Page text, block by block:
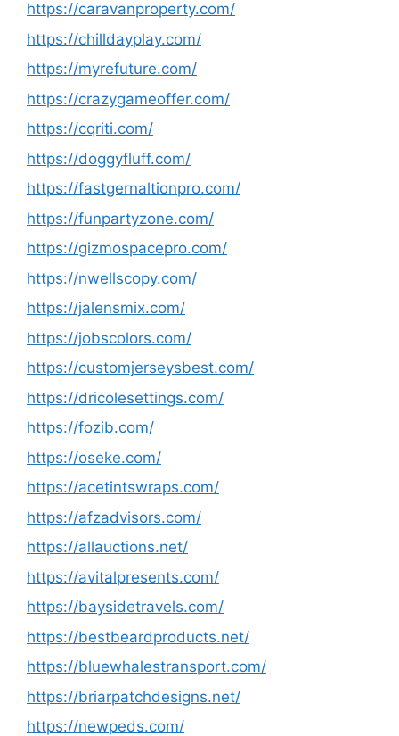
https://caravanproperty.com/
https://chilldayplay.com/
https://myrefuture.com/
https://crazygameoffer.com/
https://cqriti.com/
https://doggyfluff.com/
https://fastgernaltionpro.com/
https://funpartyzone.com/
https://gizmospacepro.com/
https://nwellscopy.com/
https://jalensmix.com/
https://jobscolors.com/
https://customjerseysbest.com/
https://dricolesettings.com/
https://fozib.com/
https://oseke.com/
https://acetintswraps.com/
https://afzadvisors.com/
https://allauctions.net/
https://avitalpresents.com/
https://baysidetravels.com/
https://bestbeardproducts.net/
https://bluewhalestransport.com/
https://briarpatchdesigns.net/
https://newpeds.com/